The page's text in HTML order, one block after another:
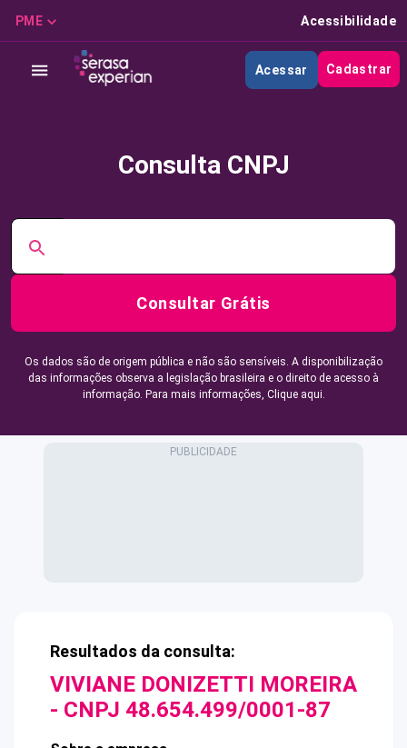
PME Acessibilidade
Acessar Cadastrar
Consulta CNPJ
Consultar Grátis
Os dados são de origem pública e não são sensíveis. A disponibilização
das informações observa a legislação brasileira e o direito de acesso à
informação. Para mais informações, Clique aqui.
Resultados da consulta:
VIVIANE DONIZETTI MOREIRA
- CNPJ 48.654.499/0001-87